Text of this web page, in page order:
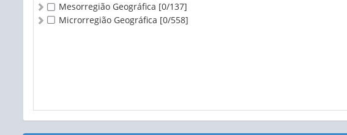
Mesorregião Geográfica [0/137]
Microrregião Geográfica [0/558]